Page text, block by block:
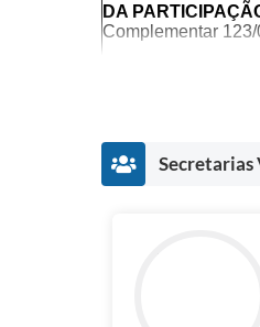
DA
Complementar 123/
ACOLHIMENTO
De 08/11/2024 às
ETAPA DE LANCES
Data da sessão: 14/
Horário da Fase
Secretarias